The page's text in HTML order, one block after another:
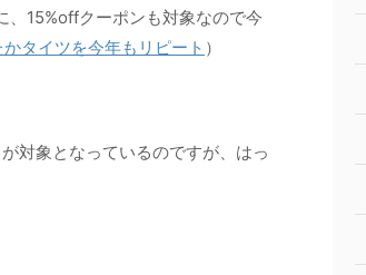
、15%offクーポンも対象なので今
タイツを今年もリピート ）
対象となっているのですが、はっ